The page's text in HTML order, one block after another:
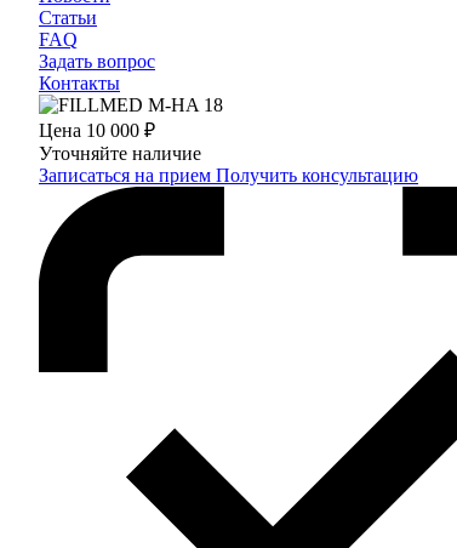
Статьи
FAQ
Задать вопрос
Контакты
Цена 10 000 ₽
Уточняйте наличие
Записаться на прием Получить консультацию